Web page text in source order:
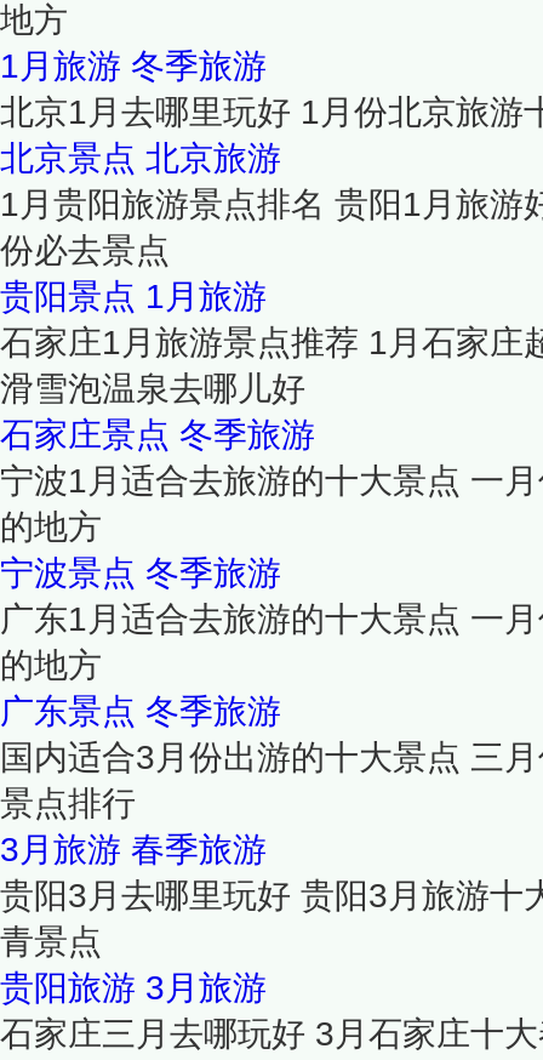
地方
1月旅游 冬季旅游
北京1月去哪里玩好 1月份北京旅游
北京景点 北京旅游
1月贵阳旅游景点排名 贵阳1月旅游
份必去景点
贵阳景点 1月旅游
石家庄1月旅游景点推荐 1月石家庄
滑雪泡温泉去哪儿好
石家庄景点 冬季旅游
宁波1月适合去旅游的十大景点 一
的地方
宁波景点 冬季旅游
广东1月适合去旅游的十大景点 一
的地方
广东景点 冬季旅游
国内适合3月份出游的十大景点 三
景点排行
3月旅游 春季旅游
贵阳3月去哪里玩好 贵阳3月旅游十
青景点
贵阳旅游 3月旅游
石家庄三月去哪玩好 3月石家庄十